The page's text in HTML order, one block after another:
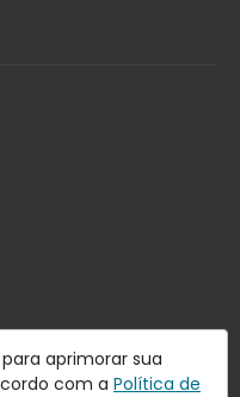
aprimorar sua
com a Política de